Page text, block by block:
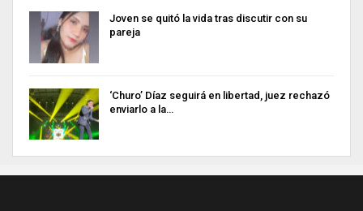
Joven se quitó la vida tras discutir con su
pareja
‘Churo’ Díaz seguirá en libertad, juez rechazó
enviarlo a la…